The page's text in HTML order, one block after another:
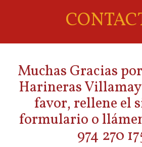
Muchas Gracias
Harineras
favor, rellene el
formulario o
974 270